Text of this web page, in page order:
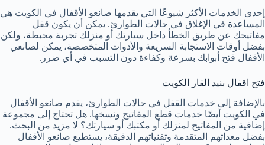
إحدى الخدمات الأكثر شيوعًا التي يقدمها صانعو الأقفال في الكويت هي
المساعدة في الإغلاق في حالات الطوارئ. يمكن أن يكون قفل
مفاتيحك عن طريق الخطأ داخل سيارتك أو منزلك تجربة محبطة، ولكن
بفضل أوقات الاستجابة السريعة والأدوات المتخصصة، يمكن لصانعي
الأقفال فتح أبوابك بسرعة وكفاءة دون التسبب في أي ضرر.
فتح اقفال بنيد القار الكويت
بالإضافة إلى خدمات القفل في حالات الطوارئ، يقدم صانعو الأقفال
في الكويت أيضًا خدمات قطع المفاتيح ونسخها. هل تحتاج إلى مجموعة
إضافية من المفاتيح لمنزلك أو مكتبك أو سيارتك؟ لا مزيد من البحث.
بفضل معداتهم المتقدمة وتقنياتهم الدقيقة، يستطيع صانعو الأقفال